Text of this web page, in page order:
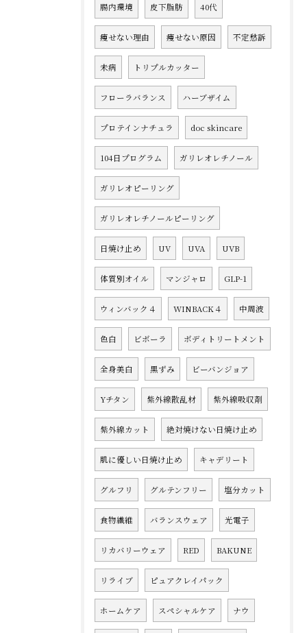
腸内環境 皮下脂肪 40代
痩せない理由 痩せない原因 不定愁訴
未病 トリプルカッター
フローラバランス ハーブザイム
プロテインナチュラ doc skincare
104日プログラム ガリレオレチノール
ガリレオピーリング
ガリレオレチノールピーリング
日焼け止め UV UVA UVB
体質別オイル マンジャロ GLP-1
ウィンバック４ WINBACK４ 中周波
色白 ビボーラ ボディトリートメント
全身美白 黒ずみ ビーバンジョア
Yチタン 紫外線散乱材 紫外線吸収剤
紫外線カット 絶対焼けない日焼け止め
肌に優しい日焼け止め キャデリート
グルフリ グルテンフリー 塩分カット
食物繊維 バランスウェア 光電子
リカバリーウェア RED BAKUNE
リライブ ピュアクレイパック
ホームケア スペシャルケア ナウ